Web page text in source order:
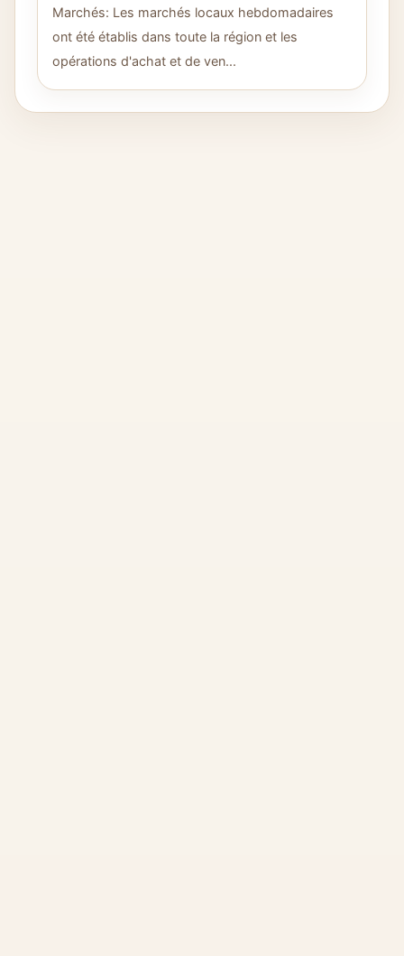
Marchés: Les marchés locaux hebdomadaires
ont été établis dans toute la région et les
opérations d'achat et de ven...